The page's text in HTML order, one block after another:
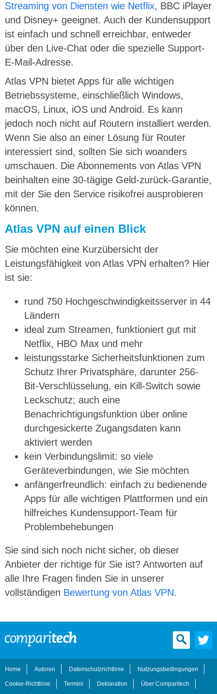
Streaming von Diensten wie Netflix, BBC iPlayer
und Disney+ geeignet. Auch der Kundensupport
ist einfach und schnell erreichbar, entweder
über den Live-Chat oder die spezielle Support-
E-Mail-Adresse.
Atlas VPN bietet Apps für alle wichtigen
Betriebssysteme, einschließlich Windows,
macOS, Linux, iOS und Android. Es kann
jedoch noch nicht auf Routern installiert werden.
Wenn Sie also an einer Lösung für Router
interessiert sind, sollten Sie sich woanders
umschauen. Die Abonnements von Atlas VPN
beinhalten eine 30-tägige Geld-zurück-Garantie,
mit der Sie den Service risikofrei ausprobieren
können.
Atlas VPN auf einen Blick
Sie möchten eine Kurzübersicht der
Leistungsfähigkeit von Atlas VPN erhalten? Hier
ist sie:
rund 750 Hochgeschwindigkeitsserver in 44
Ländern
ideal zum Streamen, funktioniert gut mit
Netflix, HBO Max und mehr
leistungsstarke Sicherheitsfunktionen zum
Schutz Ihrer Privatsphäre, darunter 256-
Bit-Verschlüsselung, ein Kill-Switch sowie
Leckschutz; auch eine
Benachrichtigungsfunktion über online
durchgesickerte Zugangsdaten kann
aktiviert werden
kein Verbindungslimit: so viele
Geräteverbindungen, wie Sie möchten
anfängerfreundlich: einfach zu bedienende
Apps für alle wichtigen Plattformen und ein
hilfreiches Kundensupport-Team für
Problembehebungen
Sie sind sich noch nicht sicher, ob dieser
Anbieter der richtige für Sie ist? Antworten auf
alle Ihre Fragen finden Sie in unserer
vollständigen Bewertung von Atlas VPN.
Home Autoren Datenschutzrichtlinie Nutzungsbedingungen
Cookie-Richtlinie Termini Deklaration Über Comparitech